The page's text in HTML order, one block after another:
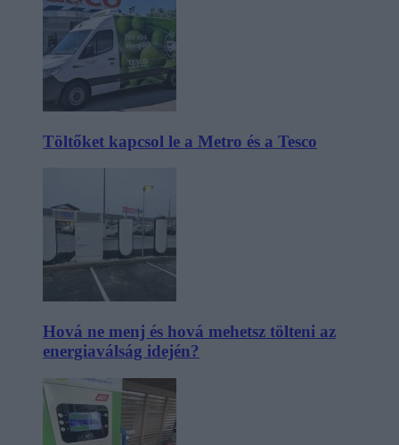
Töltőket kapcsol le a Metro és a Tesco
Hová ne menj és hová mehetsz tölteni az
energiaválság idején?